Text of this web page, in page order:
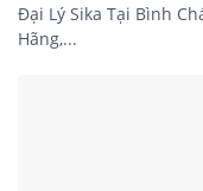
Đại Lý Sika Tại Bình
Hãng,...